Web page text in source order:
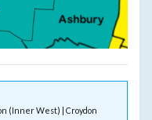
(Inner West) | Croydon